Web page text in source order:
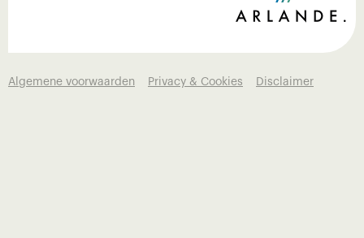
Algemene voorwaarden Privacy & Cookies Disclaimer